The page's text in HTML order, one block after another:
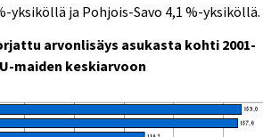
yksiköllä ja Pohjois-Savo 4,1 %-yksiköllä.
arvonlisäys asukasta kohti 2001-
maiden keskiarvoon